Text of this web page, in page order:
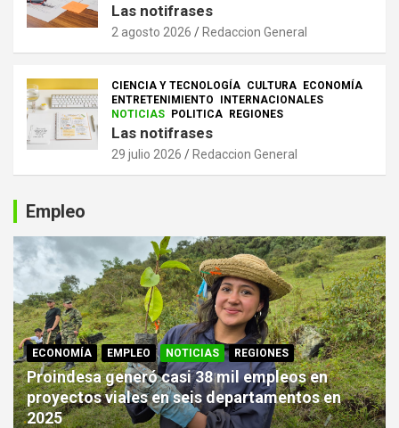
Las notifrases
2 agosto 2026 Redaccion General
CIENCIA Y TECNOLOGÍA CULTURA ECONOMÍA
ENTRETENIMIENTO
INTERNACIONALES
NOTICIAS POLITICA REGIONES
Las notifrases
29 julio 2026 Redaccion General
Empleo
ECONOMÍA EMPLEO NOTICIAS REGIONES
Proindesa generó casi 38 mil empleos en
proyectos viales en seis departamentos en
2025